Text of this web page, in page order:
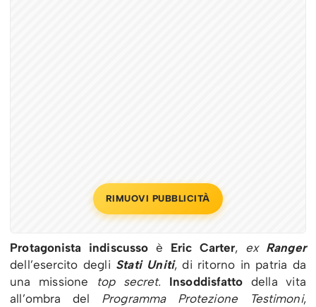
RIMUOVI PUBBLICITÀ
Protagonista indiscusso è Eric Carter, ex Ranger
dell’esercito degli Stati Uniti, di ritorno in patria da
una missione
top secret. Insoddisfatto della vita
all’ombra del Programma Protezione Testimoni,